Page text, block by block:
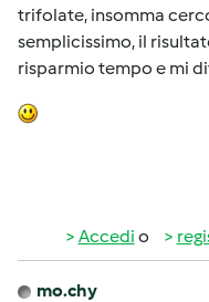
trifolate, insomma
semplicissimo, il
risparmio tempo e mi
Accedi o
mo.chy